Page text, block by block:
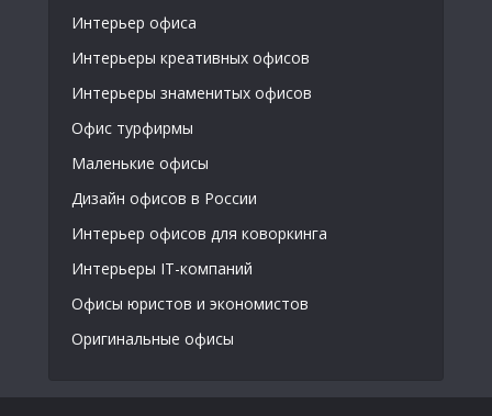
Интерьер офиса
Интерьеры креативных офисов
Интерьеры знаменитых офисов
Офис турфирмы
Маленькие офисы
Дизайн офисов в России
Интерьер офисов для коворкинга
Интерьеры IT-компаний
Офисы юристов и экономистов
Оригинальные офисы